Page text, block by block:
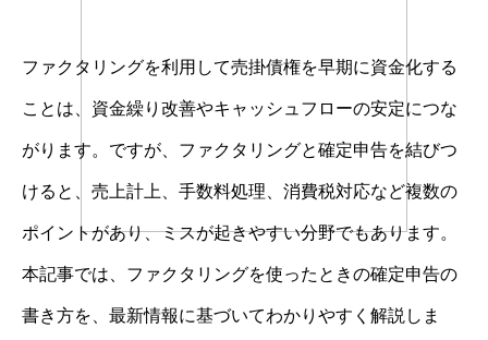
ファクタリングを利用して売掛債権を早期に資金化する
ことは、資金繰り改善やキャッシュフローの安定につな
がります。ですが、ファクタリングと確定申告を結びつ
けると、売上計上、手数料処理、消費税対応など複数の
ポイントがあり、ミスが起きやすい分野でもあります。
本記事では、ファクタリングを使ったときの確定申告の
書き方を、最新情報に基づいてわかりやすく解説しま